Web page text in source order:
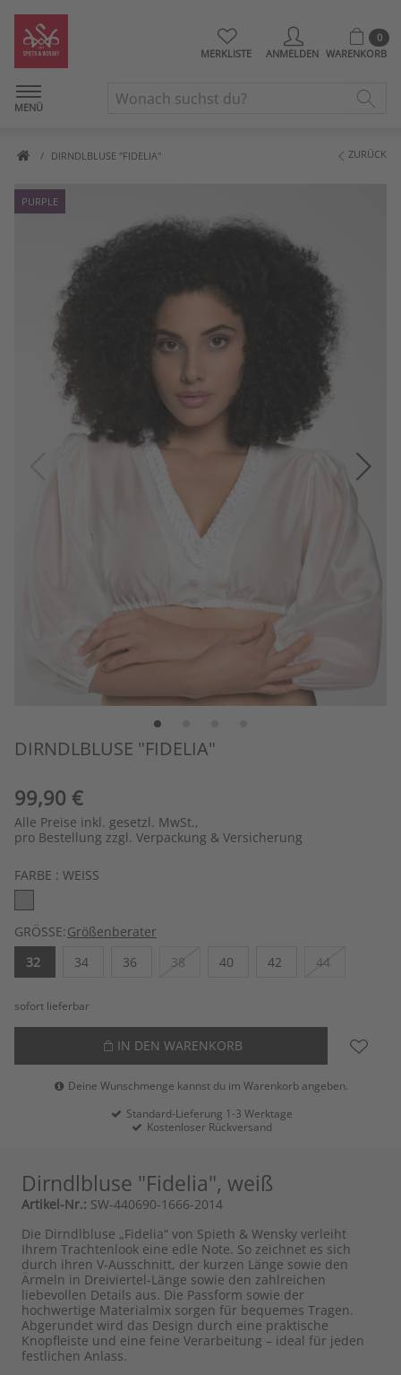
MERKLISTE ANMELDEN
0
WARENKORB
MENÜ
DIRNDLBLUSE "FIDELIA" ZURÜCK
Artikelbilder überspringen
PURPLE
DIRNDLBLUSE "FIDELIA"
99,90 €
Alle Preise inkl. gesetzl. MwSt.,
pro Bestellung zzgl. Verpackung & Versicherung
FARBE : WEISS
GRÖSSE:Größenberater
32
34 36 38 40 42 44
sofort lieferbar
IN DEN WARENKORB
Deine Wunschmenge kannst du im Warenkorb angeben.
Standard-Lieferung 1-3 Werktage
Kostenloser Rückversand
Dirndlbluse "Fidelia", weiß
Artikel-Nr.: SW-440690-1666-2014
Die Dirndlbluse „Fidelia“ von Spieth & Wensky verleiht
Ihrem Trachtenlook eine edle Note. So zeichnet es sich
durch ihren V-Ausschnitt, der kurzen Länge sowie den
Ärmeln in Dreiviertel-Länge sowie den zahlreichen
liebevollen Details aus. Die Passform sowie der
hochwertige Materialmix sorgen für bequemes Tragen.
Abgerundet wird das Design durch eine praktische
Knopfleiste und eine feine Verarbeitung – ideal für jeden
festlichen Anlass.